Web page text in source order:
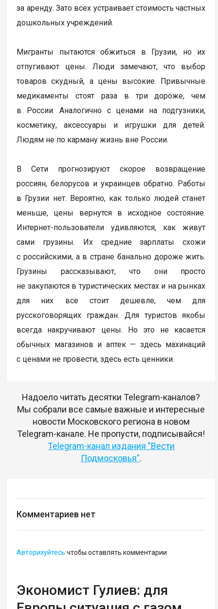
за аренду. Зато всех устраивает стоимость частных
дошкольных учреждений.
Мигранты пытаются обжиться в Грузии, но их
отпугивают цены. Люди замечают, что выбор
товаров скудный, а цены высокие. Привычные
медикаменты стоят раза в три дороже, чем
в России. Аналогично с ценами на подгузники,
косметику, аксессуары и игрушки для детей.
Людям не по карману жизнь вне России.
В Сети прогнозируют скорое возвращение
россиян, белорусов и украинцев обратно. Работы
в Грузии нет. Вероятно, как только людей станет
меньше, цены вернутся в исходное состояние.
Интернет-пользователи удивляются, как живут
сами грузины. Их средние зарплаты схожи
с российскими, а в стране банально дороже жить.
Грузины рассказывают, что они просто
не закупаются в туристических местах и на рынках
для них все стоит дешевле, чем для
русскоговорящих граждан. Для туристов якобы
всегда накручивают цены. Но это не касается
обычных магазинов и аптек — здесь махинаций
с ценами не провести, здесь есть ценники.
Надоело читать десятки Telegram-каналов?
Мы собрали все самые важные и интересные
новости Московского региона в новом
Telegram-канале. Не пропусти, подписывайся!
Telegram-канал издания "Вести
Подмосковья".
Комментариев нет
Авторизуйтесь чтобы оставлять комментарии
Экономист Гулиев: для